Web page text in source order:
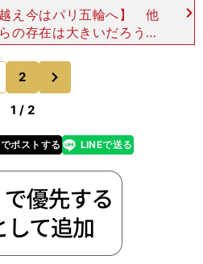
越え今はパリ五輪へ】 他
の存在は大きいだろう。
がそこにある。彼らはそ
かつてはヴィンセント
澤廉
2
1 / 2
ポストする
line LINEで送る